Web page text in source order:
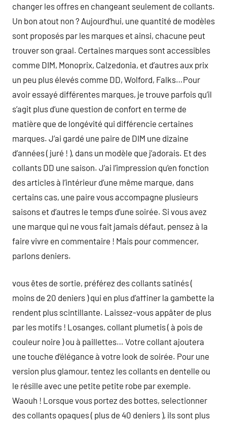
changer les offres en changeant seulement de collants.
Un bon atout non ? Aujourd’hui, une quantité de modèles
sont proposés par les marques et ainsi, chacune peut
trouver son graal. Certaines marques sont accessibles
comme DIM, Monoprix, Calzedonia, et d’autres aux prix
un peu plus élevés comme DD, Wolford, Falks…Pour
avoir essayé différentes marques, je trouve parfois qu’il
s’agit plus d’une question de confort en terme de
matière que de longévité qui différencie certaines
marques. J’ai gardé une paire de DIM une dizaine
d’années ( juré ! ), dans un modèle que j’adorais. Et des
collants DD une saison. J’ai l’impression qu’en fonction
des articles à l’intérieur d’une même marque, dans
certains cas, une paire vous accompagne plusieurs
saisons et d’autres le temps d’une soirée. Si vous avez
une marque qui ne vous fait jamais défaut, pensez à la
faire vivre en commentaire ! Mais pour commencer,
parlons deniers.
vous êtes de sortie, préférez des collants satinés (
moins de 20 deniers ) qui en plus d’affiner la gambette la
rendent plus scintillante. Laissez-vous appâter de plus
par les motifs ! Losanges, collant plumetis ( à pois de
couleur noire ) ou à paillettes… Votre collant ajoutera
une touche d’élégance à votre look de soirée. Pour une
version plus glamour, tentez les collants en dentelle ou
le résille avec une petite petite robe par exemple.
Waouh ! Lorsque vous portez des bottes, selectionner
des collants opaques ( plus de 40 deniers ), ils sont plus